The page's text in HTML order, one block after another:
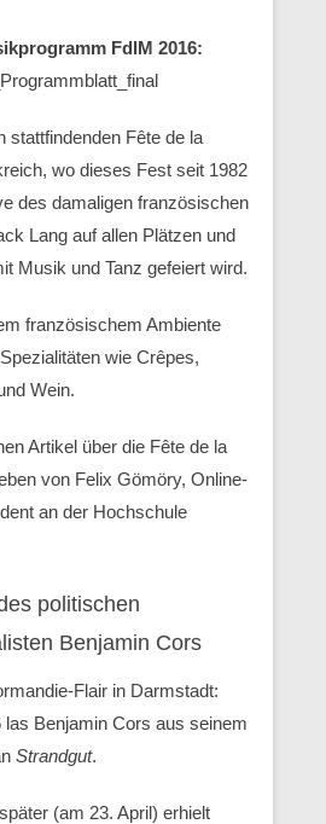
FdlM 2016:
stattfindenden Fête de la
wo dieses Fest seit 1982
des damaligen französischen
Lang auf allen Plätzen und
Musik und Tanz gefeiert wird.
französischem Ambiente
wie Crêpes,
Wein.
Artikel über die Fête de la
von Felix Gömöry, Online-
an der Hochschule
politischen
Benjamin Cors
Flair in Darmstadt:
las Benjamin Cors aus seinem
Strandgut.
(am 23. April) erhielt